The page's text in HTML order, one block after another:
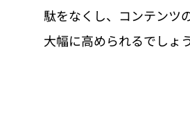
駄をなくし、コンテンツ
大幅に高められるでしょう